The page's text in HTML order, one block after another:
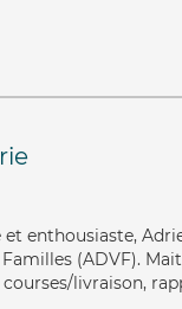
enthousiaste,
(ADVF).
livraison,